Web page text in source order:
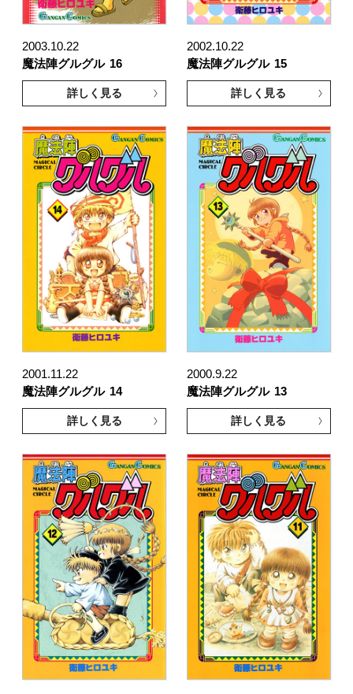
2003.10.22
魔法陣グルグル 16
詳しく見る
2002.10.22
魔法陣グルグル 15
詳しく見る
2001.11.22
魔法陣グルグル 14
詳しく見る
2000.9.22
魔法陣グルグル 13
詳しく見る